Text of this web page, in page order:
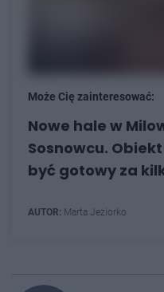
Może Cię zainteresować:
Nowe hale w
Sosnowcu.
być gotowy za
AUTOR: Marta Jeziorko